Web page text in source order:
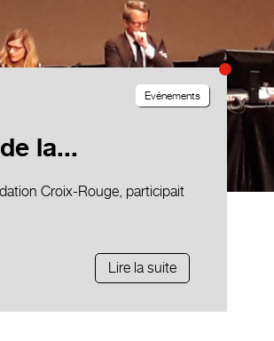
la...
Evénements
Croix-Rouge, participait
Lire la suite